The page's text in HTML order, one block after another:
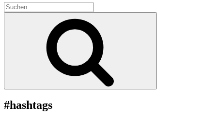
Suche
nach:
#hashtags